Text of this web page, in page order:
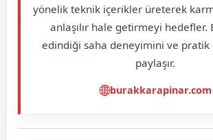
yönelik teknik içerikler üreterek
anlaşılır hale getirmeyi hedefler.
edindiği saha deneyimini ve pratik
paylaşır.
burakkarapinar.com